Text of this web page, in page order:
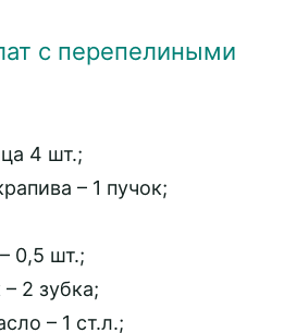
с перепелиными
4 шт.;
– 1 пучок;
0,5 шт.;
2 зубка;
– 1 ст.л.;